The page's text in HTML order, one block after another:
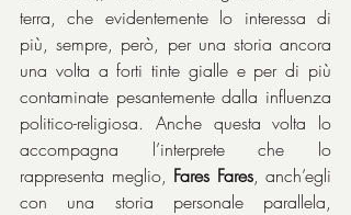
terra, che evidentemente lo interessa di
più, sempre, però, per una storia ancora
una volta a forti tinte gialle e per di più
contaminate pesantemente dalla influenza
politico-religiosa. Anche questa volta lo
accompagna l’interprete che lo
rappresenta meglio, Fares Fares, anch’egli
con una storia personale parallela,